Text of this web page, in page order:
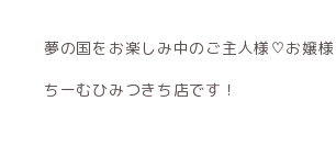
夢の国をお楽しみ中のご主人様♡お嬢
ちーむひみつきち店です！